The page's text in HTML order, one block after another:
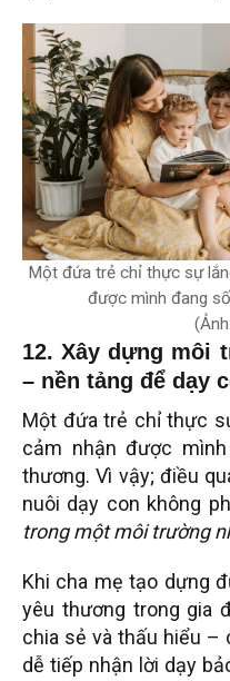
Một đứa trẻ chỉ thực sự
được mình đang
12. Xây dựng môi
– nền tảng để dạy
Một đứa trẻ chỉ thực
cảm nhận được
thương. Vì vậy; điều
nuôi dạy con không
trong một môi trường
Khi cha mẹ tạo dựng
yêu thương trong gia
chia sẻ và thấu hiểu –
dễ tiếp nhận lời dạy